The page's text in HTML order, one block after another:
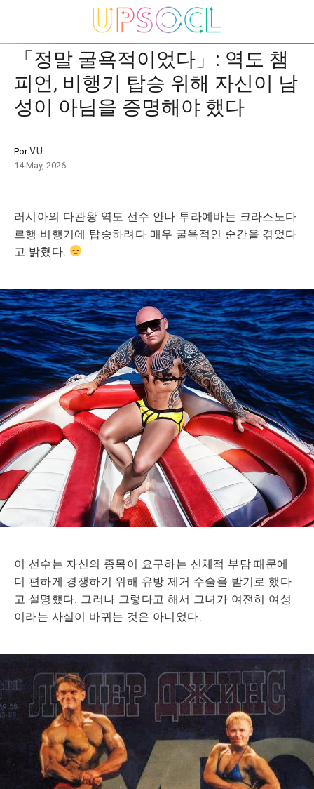
「정말 굴욕적이었다」: 역도 챔
피언, 비행기 탑승 위해 자신이 남
성이 아님을 증명해야 했다
PorV.U.
14 May, 2026
러시아의 다관왕 역도 선수 안나 투라예바는 크라스노다
르행 비행기에 탑승하려다 매우 굴욕적인 순간을 겪었다
고 밝혔다.
이 선수는 자신의 종목이 요구하는 신체적 부담 때문에
더 편하게 경쟁하기 위해 유방 제거 수술을 받기로 했다
고 설명했다. 그러나 그렇다고 해서 그녀가 여전히 여성
이라는 사실이 바뀌는 것은 아니었다.